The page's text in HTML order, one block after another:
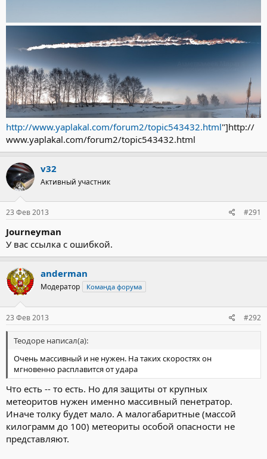
http://www.yaplakal.com/forum2/topic543432.html"]http://
www.yaplakal.com/forum2/topic543432.html
v32
Активный участник
23 Фев 2013 #291
Journeyman
У вас ссылка с ошибкой.
anderman
Модератор Команда форума
23 Фев 2013 #292
Теодоре написал(а):
Очень массивный и не нужен. На таких скоростях он
мгновенно расплавится от удара
Что есть -- то есть. Но для защиты от крупных
метеоритов нужен именно массивный пенетратор.
Иначе толку будет мало. А малогабаритные (массой
килограмм до 100) метеориты особой опасности не
представляют.